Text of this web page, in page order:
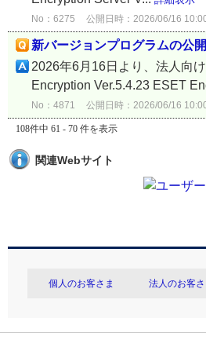
No：6275 公開日時：2026/06/16
新バージョンプログラムの公
2026年6月16日より、法人向
Encryption Ver.5.4.23 ESET
No：4871 公開日時：2026/06/16
108件中 61 - 70 件を表示
関連Webサイト
個人のお客さま 法人のお客さ